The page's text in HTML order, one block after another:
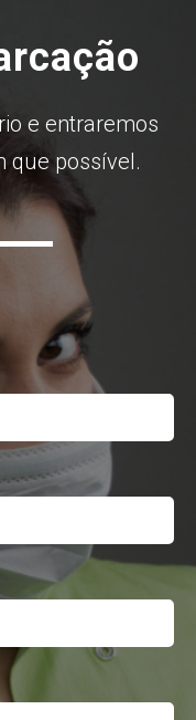
e entraremos
que possível.